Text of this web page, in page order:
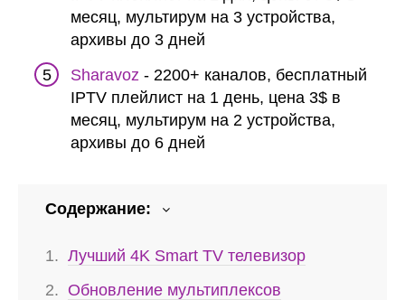
месяц, мультирум на 3 устройства,
архивы до 3 дней
Sharavoz - 2200+ каналов, бесплатный
IPTV плейлист на 1 день, цена 3$ в
месяц, мультирум на 2 устройства,
архивы до 6 дней
Содержание:
Лучший 4K Smart TV телевизор
Обновление мультиплексов